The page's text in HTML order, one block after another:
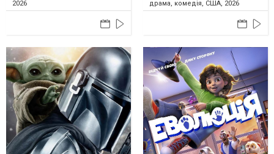
2026 драма, комедія, США, 2026